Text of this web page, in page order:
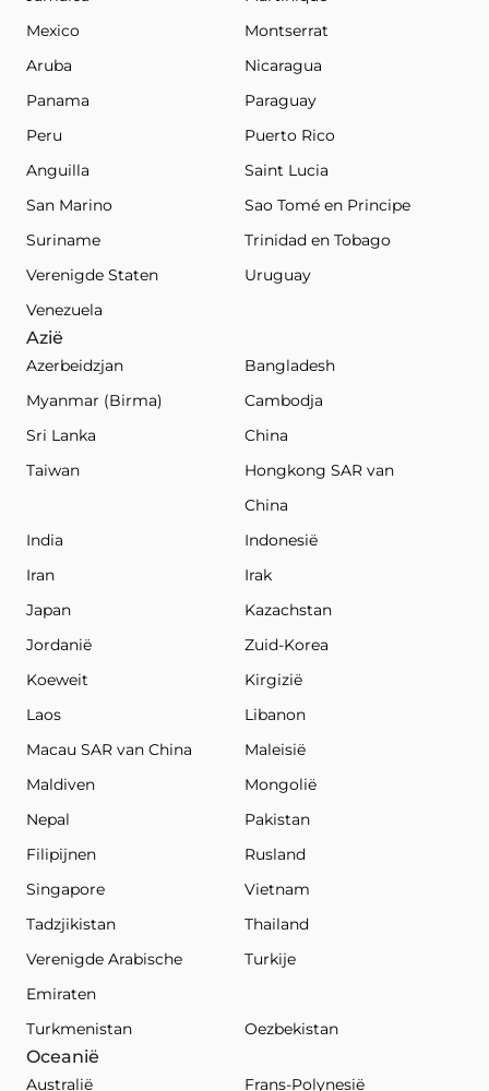
Mexico
Montserrat
Aruba
Nicaragua
Panama
Paraguay
Peru
Puerto Rico
Anguilla
Saint Lucia
San Marino
Sao Tomé en Principe
Suriname
Trinidad en Tobago
Verenigde Staten
Uruguay
Venezuela
Azië
Azerbeidzjan
Bangladesh
Myanmar (Birma)
Cambodja
Sri Lanka
China
Taiwan
Hongkong SAR van
China
India
Indonesië
Iran
Irak
Japan
Kazachstan
Jordanië
Zuid-Korea
Koeweit
Kirgizië
Laos
Libanon
Macau SAR van China
Maleisië
Maldiven
Mongolië
Nepal
Pakistan
Filipijnen
Rusland
Singapore
Vietnam
Tadzjikistan
Thailand
Verenigde Arabische
Emiraten
Turkije
Turkmenistan Oezbekistan
Oceanië
Australië
Frans-Polynesië